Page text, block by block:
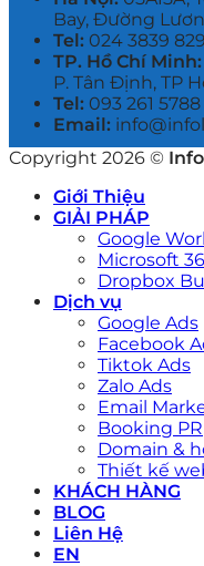
Bay, Đường
Tel: 024 3839
TP. Hồ Chí Minh:
P. Tân Định, TP
Tel: 093 261
Email:
Copyright 2026 ©
Giới Thiệu
GIẢI PHÁP
Google
Microsoft
Dropbox
Dịch vụ
Google Ads
Facebook
Tiktok Ads
Zalo Ads
Email
Booking PR
Domain &
Thiết kế
KHÁCH HÀNG
BLOG
Liên Hệ
EN